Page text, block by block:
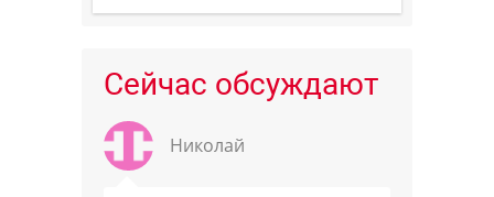
Сейчас обсуждают
Николай